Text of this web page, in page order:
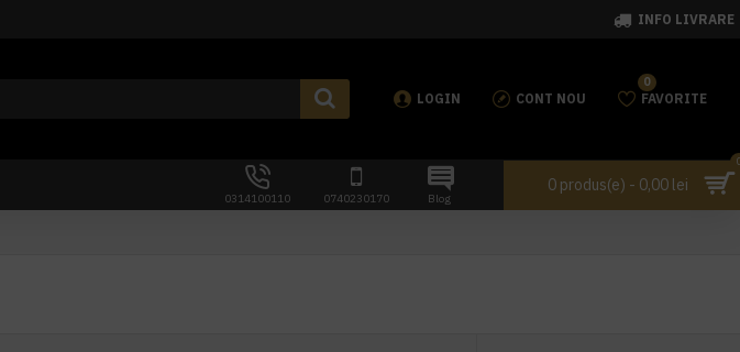
INFO LIVRARE
LOGIN CONT NOU FAVORITE
0
0314100110 0740230170 Blog
0 produs(e) - 0,00 lei